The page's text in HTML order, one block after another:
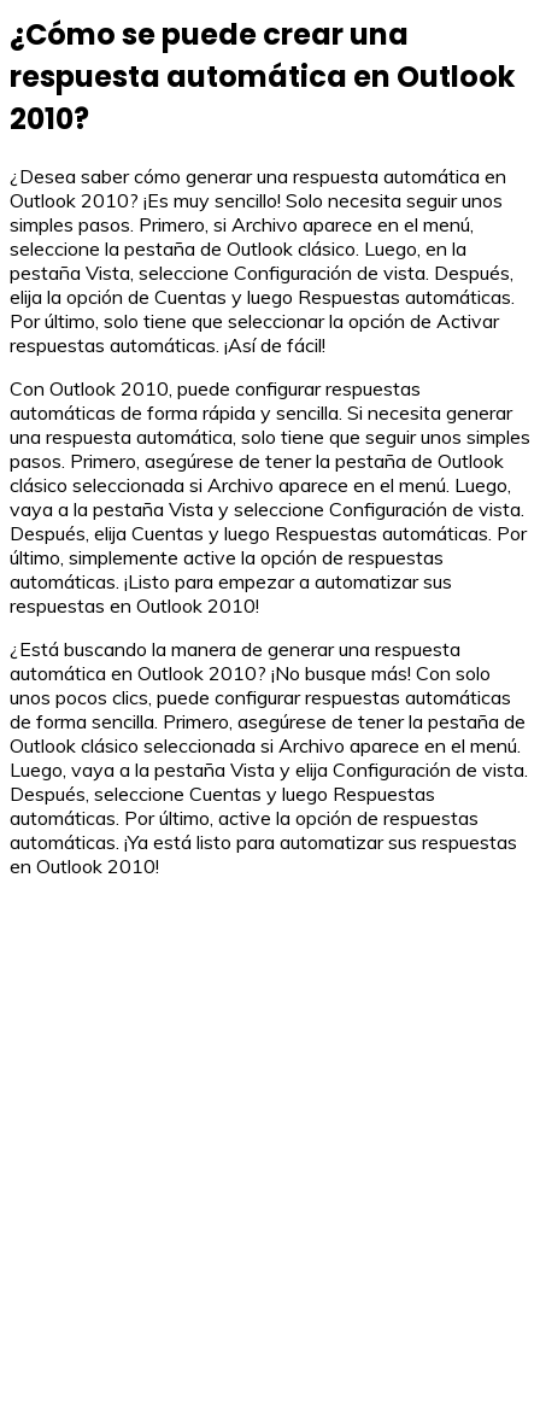
¿Cómo se puede crear una
respuesta automática en Outlook
2010?
¿Desea saber cómo generar una respuesta automática en
Outlook 2010? ¡Es muy sencillo! Solo necesita seguir unos
simples pasos. Primero, si Archivo aparece en el menú,
seleccione la pestaña de Outlook clásico. Luego, en la
pestaña Vista, seleccione Configuración de vista. Después,
elija la opción de Cuentas y luego Respuestas automáticas.
Por último, solo tiene que seleccionar la opción de Activar
respuestas automáticas. ¡Así de fácil!
Con Outlook 2010, puede configurar respuestas
automáticas de forma rápida y sencilla. Si necesita generar
una respuesta automática, solo tiene que seguir unos simples
pasos. Primero, asegúrese de tener la pestaña de Outlook
clásico seleccionada si Archivo aparece en el menú. Luego,
vaya a la pestaña Vista y seleccione Configuración de vista.
Después, elija Cuentas y luego Respuestas automáticas. Por
último, simplemente active la opción de respuestas
automáticas. ¡Listo para empezar a automatizar sus
respuestas en Outlook 2010!
¿Está buscando la manera de generar una respuesta
automática en Outlook 2010? ¡No busque más! Con solo
unos pocos clics, puede configurar respuestas automáticas
de forma sencilla. Primero, asegúrese de tener la pestaña de
Outlook clásico seleccionada si Archivo aparece en el menú.
Luego, vaya a la pestaña Vista y elija Configuración de vista.
Después, seleccione Cuentas y luego Respuestas
automáticas. Por último, active la opción de respuestas
automáticas. ¡Ya está listo para automatizar sus respuestas
en Outlook 2010!